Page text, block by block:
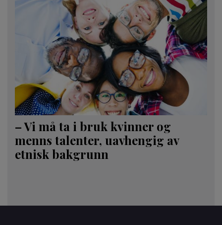
– Vi må ta i bruk kvinner og
menns talenter, uavhengig av
etnisk bakgrunn